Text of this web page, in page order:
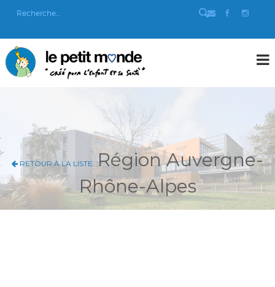
RETOUR À LA LISTE Région Auvergne-
Rhône-Alpes